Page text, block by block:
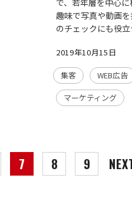
で、若年層を中心に
趣味で写真や動画
のチェックにも役
2019年10月15日
集客 WEB広告
マーケティング
7 8 9